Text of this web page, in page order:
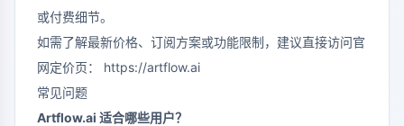
或付费细节。
如需了解最新价格、订阅方案或功能限制，建议直接访问官
网定价页： https://artflow.ai
常见问题
Artflow.ai 适合哪些用户？